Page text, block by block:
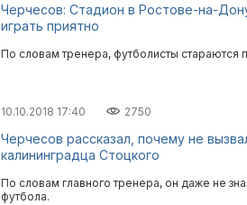
Черчесов: Стадион в Ростове-на-
играть приятно
По словам тренера, футболисты
10.10.2018 17:40 2750
Черчесов рассказал, почему не
калининградца Стоцкого
По словам главного тренера, он даже не
футбола.